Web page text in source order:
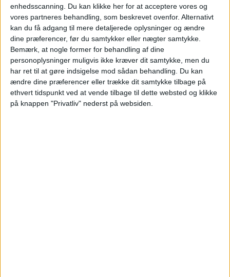
enhedsscanning. Du kan klikke her for at acceptere vores og
vores partneres behandling, som beskrevet ovenfor. Alternativt
kan du få adgang til mere detaljerede oplysninger og ændre
dine præferencer, før du samtykker eller nægter samtykke.
Bemærk, at nogle former for behandling af dine
personoplysninger muligvis ikke kræver dit samtykke, men du
har ret til at gøre indsigelse mod sådan behandling.
Du kan
ændre dine præferencer eller trække dit samtykke tilbage på
ethvert tidspunkt ved at vende tilbage til dette websted og klikke
på knappen "Privatliv" nederst på websiden.
ANNONCE